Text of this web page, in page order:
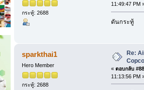
กระทู้: 2688
11:49:47 PM
ดันกระทู้
sparkthai1
Hero Member
กระทู้: 2688
Re:
Copco
« ตอบกลับ
11:13:56 PM